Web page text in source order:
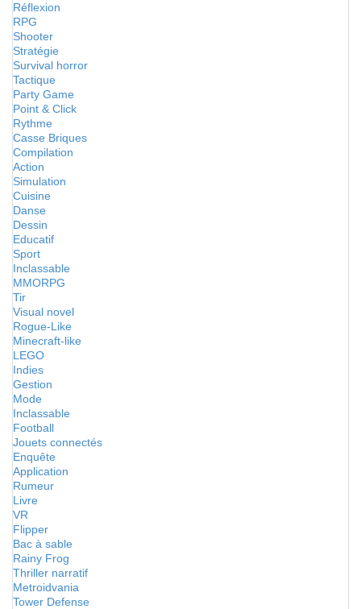
Réflexion
RPG
Shooter
Stratégie
Survival horror
Tactique
Party Game
Point & Click
Rythme
Casse Briques
Compilation
Action
Simulation
Cuisine
Danse
Dessin
Educatif
Sport
Inclassable
MMORPG
Tir
Visual novel
Rogue-Like
Minecraft-like
LEGO
Indies
Gestion
Mode
Inclassable
Football
Jouets connectés
Enquête
Application
Rumeur
Livre
VR
Flipper
Bac à sable
Rainy Frog
Thriller narratif
Metroidvania
Tower Defense